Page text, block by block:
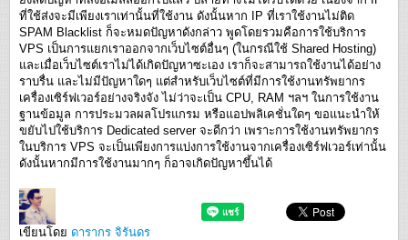
ที่ใช้ส่งจะมีเพียงเราเท่านั้นที่ใช้งาน ดังนั้นหาก IP ที่เราใช้งานไม่ติด
SPAM Blacklist ก็จะหมดปัญหาดังกล่าว พูดโดยรวมคือการใช้บริการ
VPS เป็นการแยกเราออกจากเว็บไซต์อื่นๆ (ในกรณีใช้ Shared Hosting)
และเมื่อเว็บไซต์เราไม่ได้เกิดปัญหาซะเอง เราก็จะสามารถใช้งานได้อย่าง
ราบรื่น และไม่มีปัญหาใดๆ แต่สำหรับเว็บไซต์ที่มีการใช้งานทรัพยากร
เครื่องเซิร์ฟเวอร์อย่างจริงจัง ไม่ว่าจะเป็น CPU, RAM ฯลฯ ในการใช้งาน
ฐานข้อมูล การประมวลผลโปรแกรม หรือแอปพลิเคชั่นใดๆ ขอแนะนำให้
ขยับไปใช้บริการ Dedicated server จะดีกว่า เพราะการใช้งานทรัพยากร
ในบริการ VPS จะเป็นเพียงการแบ่งการใช้งานจากเครื่องเซิร์ฟเวอร์เท่านั้น
ดังนั้นหากมีการใช้งานมากๆ ก็อาจเกิดปัญหาขึ้นได้
เขียนโดย ดารากร จิรันดร